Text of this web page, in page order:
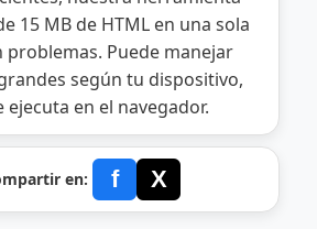
15 MB de HTML en una sola
problemas. Puede manejar
según tu dispositivo,
ejecuta en el navegador.
en: f X